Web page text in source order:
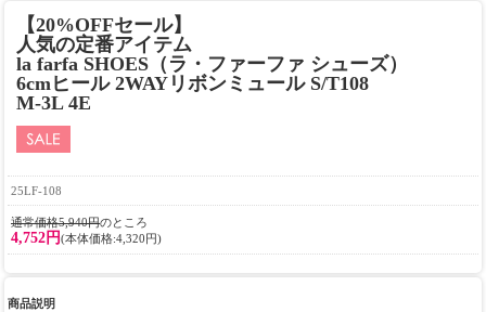
【20%OFFセール】
人気の定番アイテム
la farfa SHOES（ラ・ファーファ シューズ）
6cmヒール 2WAYリボンミュール S/T108
M-3L 4E
25LF-108
通常価格5,940円のところ
4,752円(本体価格:4,320円)
商品説明